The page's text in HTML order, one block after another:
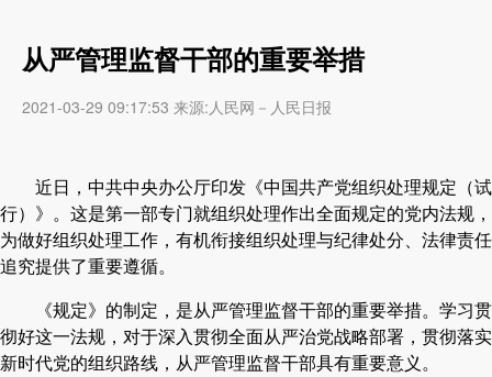
从严管理监督干部的重要举措
2021-03-29 09:17:53 来源:人民网－人民日报
近日，中共中央办公厅印发《中国共产党组织处理规定（试
行）》。这是第一部专门就组织处理作出全面规定的党内法规，
为做好组织处理工作，有机衔接组织处理与纪律处分、法律责任
追究提供了重要遵循。
《规定》的制定，是从严管理监督干部的重要举措。学习贯
彻好这一法规，对于深入贯彻全面从严治党战略部署，贯彻落实
新时代党的组织路线，从严管理监督干部具有重要意义。